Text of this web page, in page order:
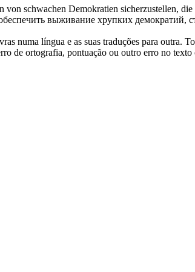
von schwachen Demokratien sicherzustellen,
выживание хрупких демократий,
numa língua e as suas traduções para outra.
de ortografia, pontuação ou outro erro no